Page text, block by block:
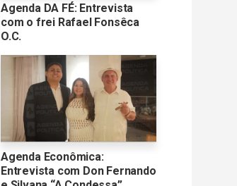
Agenda DA FÉ: Entrevista
com o frei Rafael Fonsêca
O.C.
Agenda Econômica:
Entrevista com Don Fernando